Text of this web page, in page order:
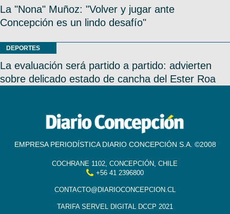
La "Nona" Muñoz: "Volver y jugar ante
Concepción es un lindo desafío"
DEPORTES
La evaluación será partido a partido: advierten
sobre delicado estado de cancha del Ester Roa
EMPRESA PERIODÍSTICA DIARIO CONCEPCIÓN S.A. ©2008
COCHRANE 1102, CONCEPCIÓN, CHILE
+56 41 2396800
CONTACTO@DIARIOCONCEPCION.CL
TARIFA SERVEL DIGITAL DCCP 2021